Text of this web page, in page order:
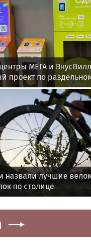
МЕГА и
проект по
назвали лучшие
по столице